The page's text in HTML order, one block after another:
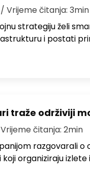
/ Vrijeme čitanja: 3min
strategiju želi
i postati
traže održiviji
čitanja: 2min
razgovarali
organiziraju izlete